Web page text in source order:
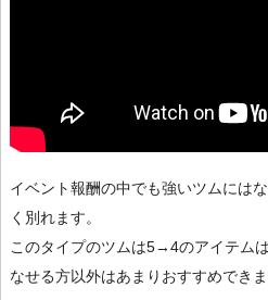
イベント報酬の中でも強いツムには
く別れます。
このタイプのツムは5→4のアイテム
なせる方以外はあまりおすすめできま